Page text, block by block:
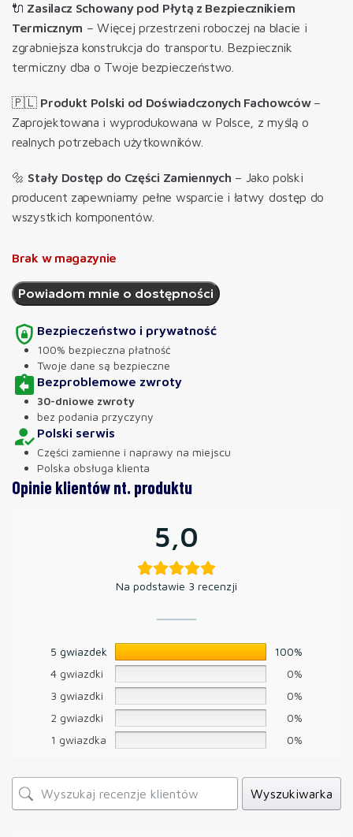
Opinie klientów nt. produktu
5,0
Na podstawie 3 recenzji
5 gwiazdek
100%
4 gwiazdki
0%
3 gwiazdki
0%
2 gwiazdki
0%
1 gwiazdka
0%
Wyszukiwarka
🔌 Zasilacz Schowany pod Płytą z Bezpiecznikiem
Termicznym – Więcej przestrzeni roboczej na blacie i
zgrabniejsza konstrukcja do transportu. Bezpiecznik
termiczny dba o Twoje bezpieczeństwo.
🇵🇱 Produkt Polski od Doświadczonych Fachowców –
Zaprojektowana i wyprodukowana w Polsce, z myślą o
realnych potrzebach użytkowników.
🔩 Stały Dostęp do Części Zamiennych – Jako polski
producent zapewniamy pełne wsparcie i łatwy dostęp do
wszystkich komponentów.
Brak w magazynie
Bezpieczeństwo i prywatność
100% bezpieczna płatność
Twoje dane są bezpieczne
Bezproblemowe zwroty
30-dniowe zwroty
bez podania przyczyny
Polski serwis
Części zamienne i naprawy na miejscu
Polska obsługa klienta